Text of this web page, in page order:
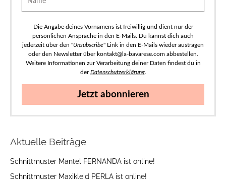
Die Angabe deines Vornamens ist freiwillig und dient nur der
persönlichen Ansprache in den E-Mails. Du kannst dich auch
jederzeit über den "Unsubscribe" Link in den E-Mails wieder austragen
oder den Newsletter über kontakt@la-bavarese.com abbestellen.
Weitere Informationen zur Verarbeitung deiner Daten findest du in
derDatenschutzerklärung.
Jetzt abonnieren
Aktuelle Beiträge
Schnittmuster Mantel FERNANDA ist online!
Schnittmuster Maxikleid PERLA ist online!